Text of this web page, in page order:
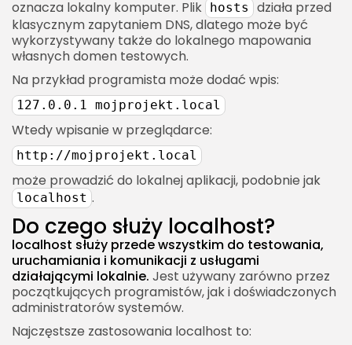
oznacza lokalny komputer. Plik hosts
działa przed
klasycznym zapytaniem DNS, dlatego może być
wykorzystywany także do lokalnego mapowania
własnych domen testowych.
Na przykład programista może dodać wpis:
127.0.0.1 mojprojekt.local
Wtedy wpisanie w przeglądarce:
http://mojprojekt.local
może prowadzić do lokalnej aplikacji, podobnie jak
localhost .
Do czego służy localhost?
localhost służy przede wszystkim do testowania,
uruchamiania i komunikacji z usługami
działającymi lokalnie. Jest używany zarówno przez
początkujących programistów, jak i doświadczonych
administratorów systemów.
Najczęstsze zastosowania localhost to:
Logi lokalne
Localhost a konfiguracja firewalla
Kiedy firewall ma znaczenie?
Localhost a proxy
Objawy problemów z proxy
Localhost a narzędzia developerskie w
przeglądarce
Co sprawdzić w DevTools?
Localhost a adresy prywatne w sieci LAN
Różnica między localhost a IP lokalnym
Localhost a aplikacje mobilne
Localhost w emulatorze Androida
Localhost w iOS Simulator
Localhost na fizycznym telefonie